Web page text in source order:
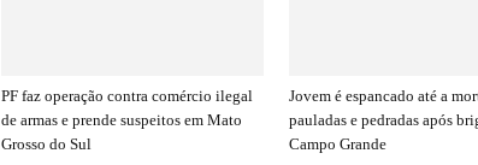
PF faz operação contra comércio ilegal
de armas e prende suspeitos em Mato
Grosso do Sul
Jovem é espancado até a
pauladas e pedradas após
Campo Grande